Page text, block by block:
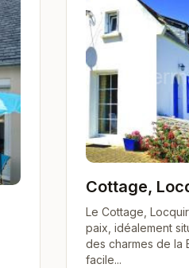
Cottage,
Le Cottage,
paix, idéalement
des charmes de la
facile...